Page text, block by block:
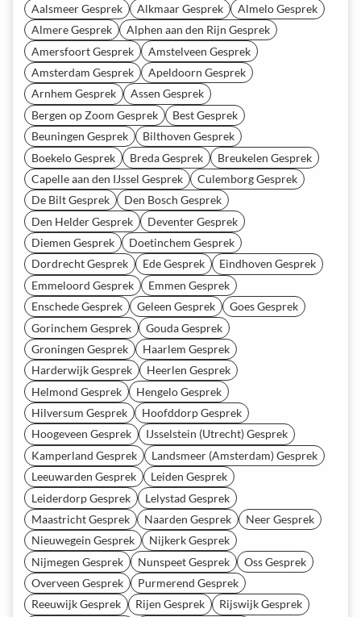
Aalsmeer Gesprek Alkmaar Gesprek
Almelo Gesprek
Almere Gesprek
Alphen aan den Rijn Gesprek
Amersfoort Gesprek
Amstelveen Gesprek
Amsterdam Gesprek
Apeldoorn Gesprek
Arnhem Gesprek
Assen Gesprek
Bergen op Zoom Gesprek
Best Gesprek
Beuningen Gesprek
Bilthoven Gesprek
Boekelo Gesprek
Breda Gesprek
Breukelen Gesprek
Capelle aan den IJssel Gesprek
Culemborg Gesprek
De Bilt Gesprek
Den Bosch Gesprek
Den Helder Gesprek
Deventer Gesprek
Diemen Gesprek
Doetinchem Gesprek
Dordrecht Gesprek
Ede Gesprek
Eindhoven Gesprek
Emmeloord Gesprek
Emmen Gesprek
Enschede Gesprek
Geleen Gesprek
Goes Gesprek
Gorinchem Gesprek
Gouda Gesprek
Groningen Gesprek
Haarlem Gesprek
Harderwijk Gesprek
Heerlen Gesprek
Helmond Gesprek
Hengelo Gesprek
Hilversum Gesprek
Hoofddorp Gesprek
Hoogeveen Gesprek
IJsselstein (Utrecht) Gesprek
Kamperland Gesprek
Landsmeer (Amsterdam) Gesprek
Leeuwarden Gesprek
Leiden Gesprek
Leiderdorp Gesprek
Lelystad Gesprek
Maastricht Gesprek
Naarden Gesprek
Neer Gesprek
Nieuwegein Gesprek
Nijkerk Gesprek
Nijmegen Gesprek
Nunspeet Gesprek
Oss Gesprek
Overveen Gesprek
Purmerend Gesprek
Reeuwijk Gesprek
Rijen Gesprek
Rijswijk Gesprek